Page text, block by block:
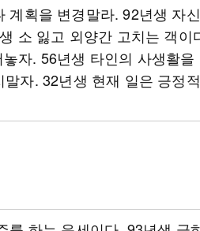
계획을 변경말라. 92년생 자
소 잃고 외양간 고치는 객이
자. 56년생 타인의 사생활을
자. 32년생 현재 일은 긍정